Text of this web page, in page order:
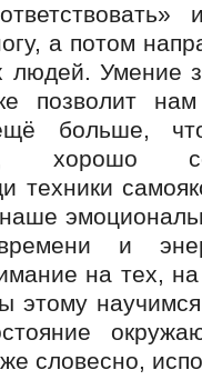
а потом
людей. Умение
позволит
больше,
хорошо
техники
и
на тех,
этому
словесно,